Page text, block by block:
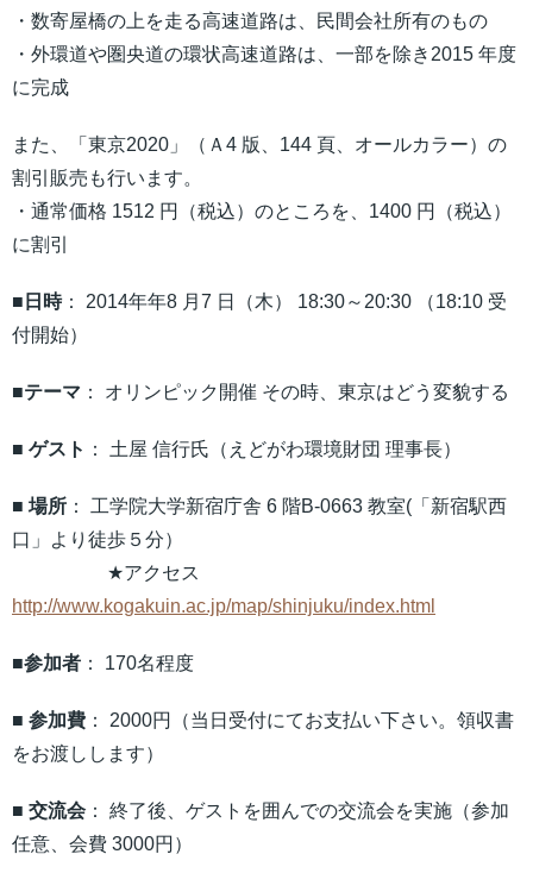
・数寄屋橋の上を走る高速道路は、民間会社所有のもの
・外環道や圏央道の環状高速道路は、一部を除き2015 年度
に完成
また、「東京2020」（Ａ4 版、144 頁、オールカラー）の
割引販売も行います。
・通常価格 1512 円（税込）のところを、1400 円（税込）
に割引
■日時： 2014年年8 月7 日（木） 18:30～20:30 （18:10 受
付開始）
■テーマ ： オリンピック開催 その時、東京はどう変貌する
■ ゲスト ： 土屋 信行氏（えどがわ環境財団 理事長）
■ 場所 ： 工学院大学新宿庁舎 6 階B-0663 教室(「新宿駅西
口」より徒歩５分）
★アクセス
http://www.kogakuin.ac.jp/map/shinjuku/index.html
■参加者 ： 170名程度
■ 参加費 ： 2000円（当日受付にてお支払い下さい。領収書
をお渡しします）
■ 交流会 ： 終了後、ゲストを囲んでの交流会を実施（参加
任意、会費 3000円）